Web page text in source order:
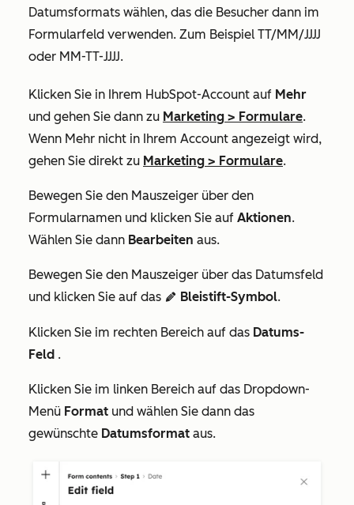
Datumsformats wählen, das die Besucher dann im
Formularfeld verwenden. Zum Beispiel TT/MM/JJJJ
oder MM-TT-JJJJ.
Klicken Sie in Ihrem HubSpot-Account auf Mehr
und gehen Sie dann zu Marketing > Formulare.
Wenn Mehr nicht in Ihrem Account angezeigt wird,
gehen Sie direkt zu Marketing > Formulare.
Bewegen Sie den Mauszeiger über den
Formularnamen und klicken Sie auf Aktionen.
Wählen Sie dann Bearbeiten aus.
Bewegen Sie den Mauszeiger über das Datumsfeld
und klicken Sie auf das edit Bleistift-Symbol.
Klicken Sie im rechten Bereich auf das Datums-
Feld .
Klicken Sie im linken Bereich auf das Dropdown-
Menü Format und wählen Sie dann das
gewünschte Datumsformat aus.